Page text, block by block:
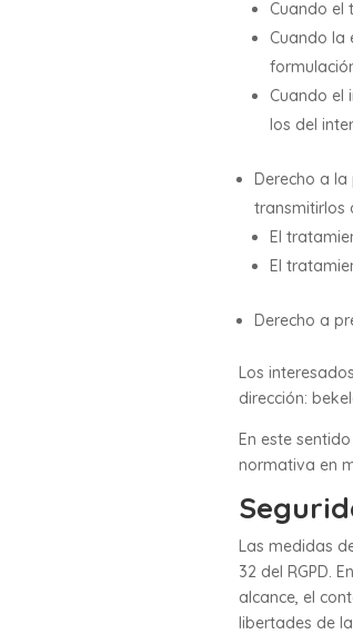
Cuando el
Cuando la
Cuando el
los del
Derecho a
transmitirlos
El
El
Derecho a
Los
dirección:
En este
normativa en
Las medidas
32 del RGPD.
alcance, el
libertades de